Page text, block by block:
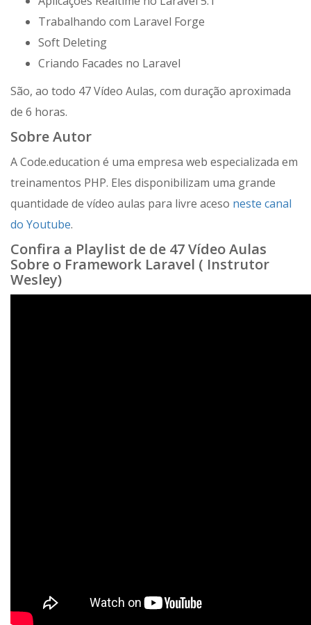
Trabalhando com Laravel Forge
Soft Deleting
Criando Facades no Laravel
São, ao todo 47 Vídeo Aulas, com duração aproximada
de 6 horas.
Sobre Autor
A Code.education é uma empresa web especializada em
treinamentos PHP. Eles disponibilizam uma grande
quantidade de vídeo aulas para livre aceso neste canal
do Youtube.
Confira a Playlist de de 47 Vídeo Aulas
Sobre o Framework Laravel ( Instrutor
Wesley)